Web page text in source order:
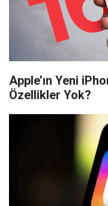
Apple’ın Yeni
Özellikler Yok?